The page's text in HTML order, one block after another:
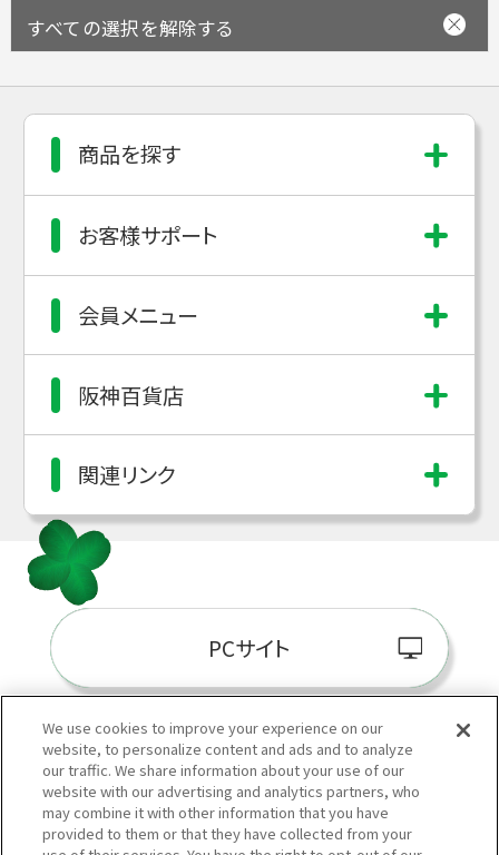
すべての選択を解除する
商品を探す
お客様サポート
会員メニュー
阪神百貨店
関連リンク
PCサイト
阪神百貨店E-
We use cookies to improve your experience on our
website, to personalize content and ads and to analyze
our traffic. We share information about your use of our
website with our advertising and analytics partners, who
may combine it with other information that you have
provided to them or that they have collected from your